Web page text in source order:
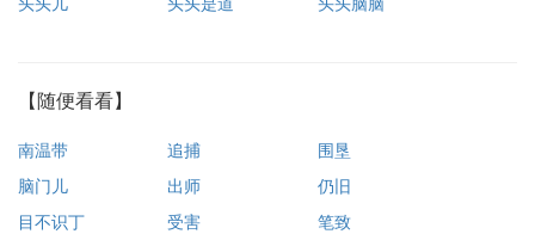
【随便看看】
南温带 追捕
围垦
脑门儿
出师
仍旧
目不识丁
受害
笔致